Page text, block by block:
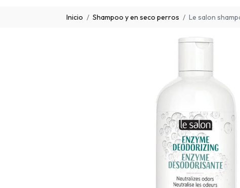
Inicio Shampoo y en seco perros Le salon